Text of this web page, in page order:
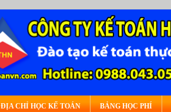
ĐỊA CHỈ HỌC KẾ TOÁN BẢNG HỌC PHÍ